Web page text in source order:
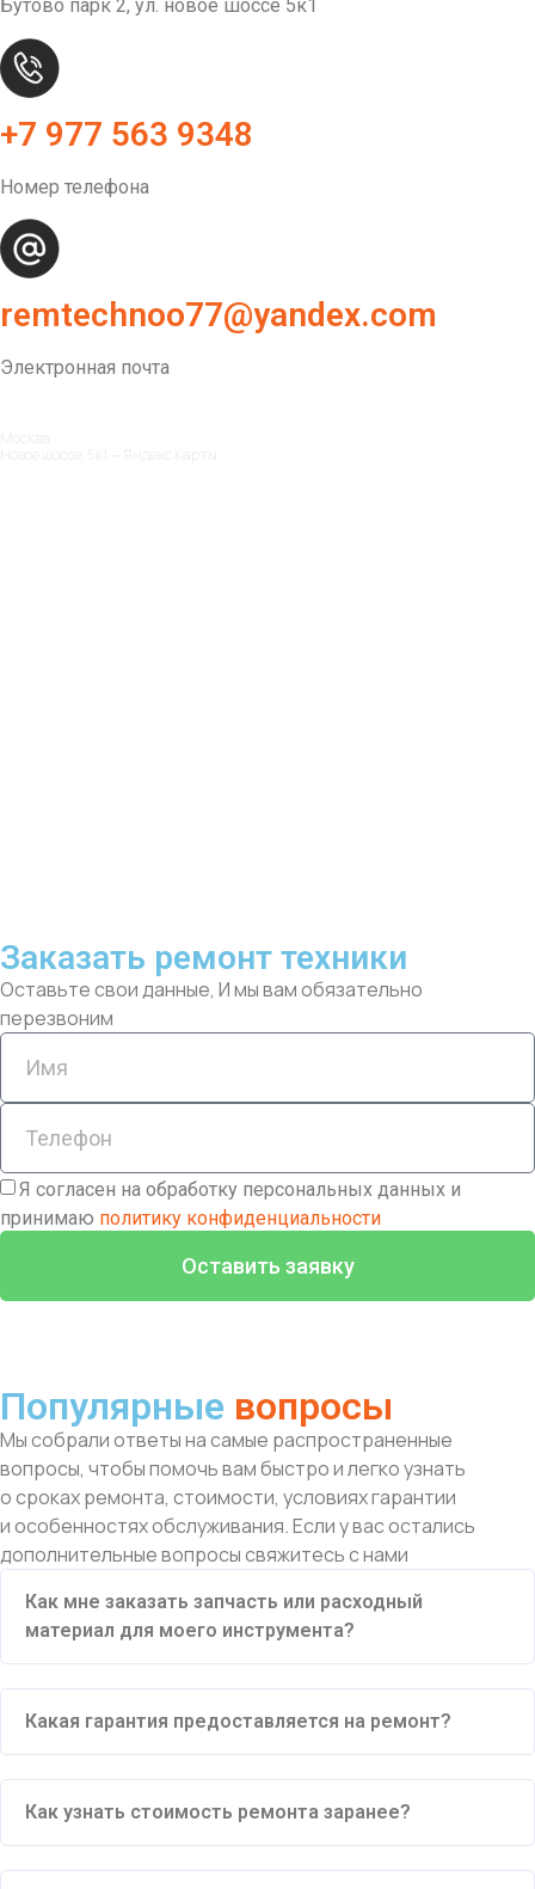
Бутово парк 2, ул. новое шоссе 5к1
+7 977 563 9348
Номер телефона
remtechnoo77@yandex.com
Электронная почта
Заказать ремонт техники
Оставьте свои данные, И мы вам обязательно
перезвоним
Я согласен на обработку персональных данных и
принимаю политику конфиденциальности
Оставить заявку
Популярные вопросы
Мы собрали ответы на самые распространенные
вопросы, чтобы помочь вам быстро и легко узнать
о сроках ремонта, стоимости, условиях гарантии
и особенностях обслуживания. Если у вас остались
дополнительные вопросы свяжитесь с нами
Как мне заказать запчасть или расходный
материал для моего инструмента?
Какая гарантия предоставляется на ремонт?
Как узнать стоимость ремонта заранее?